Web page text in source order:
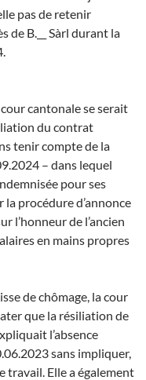
pas de retenir
de B.__ Sàrl durant la
cantonale se serait
du contrat
tenir compte de la
– dans lequel
pour ses
la procédure d’annonce
l’honneur de l’ancien
en mains propres
de chômage, la cour
que la résiliation de
l’absence
sans impliquer,
travail. Elle a également